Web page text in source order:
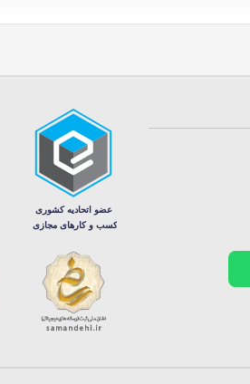
و منحصر به فرد به دستان شما می دهند. این
هایی مثل هیچ و لنگر، همچنین گردنبندهای طلایی